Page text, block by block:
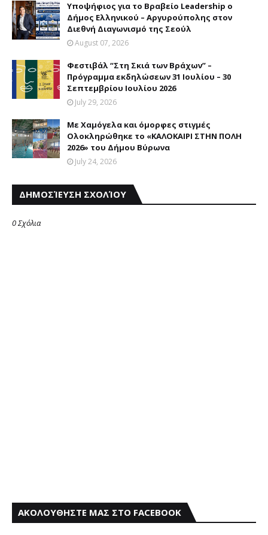
Yποψήφιος για το Bραβείο Leadership ο
Δήμος Ελληνικού – Αργυρούπολης στον
Διεθνή Διαγωνισμό της Σεούλ
August 07, 2026
Φεστιβάλ “Στη Σκιά των Βράχων” –
Πρόγραμμα εκδηλώσεων 31 Ιουλίου – 30
Σεπτεμβρίου Ιουλίου 2026
July 29, 2026
Mε Xαμόγελα και όμορφες στιγμές
Oλοκληρώθηκε το «ΚΑΛΟΚΑΙΡΙ ΣΤΗΝ ΠΟΛΗ
2026» του Δήμου Βύρωνα
July 24, 2026
ΔΗΜΟΣΊΕΥΣΗ ΣΧΟΛΊΟΥ
0 Σχόλια
ΑΚΟΛΟΥΘΗΣΤΕ ΜΑΣ ΣΤΟ FACEBOOK